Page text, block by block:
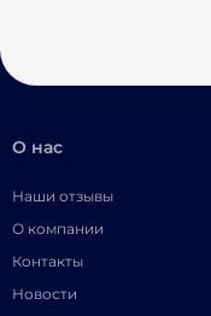
О нас
Наши отзывы
О компании
Контакты
Новости